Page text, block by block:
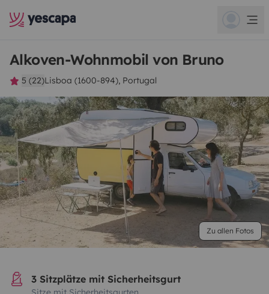
Alkoven-Wohnmobil von Bruno
5 (22)Lisboa (1600-894), Portugal
Zu allen Fotos
3 Sitzplätze mit Sicherheitsgurt